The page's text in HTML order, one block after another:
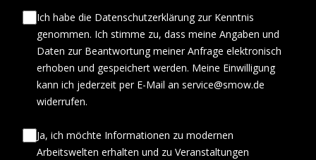
Ich habe die Datenschutzerklärung zur Kenntnis
genommen. Ich stimme zu, dass meine Angaben und
Daten zur Beantwortung meiner Anfrage elektronisch
erhoben und gespeichert werden. Meine Einwilligung
kann ich jederzeit per E-Mail an service@smow.de
widerrufen.
Ja, ich möchte Informationen zu modernen
Arbeitswelten erhalten und zu Veranstaltungen